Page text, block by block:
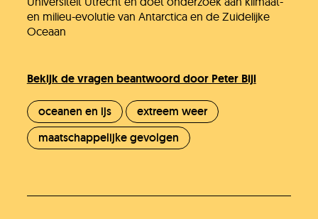
en milieu-evolutie van Antarctica en de Zuidelijke
Oceaan
Bekijk de vragen beantwoord door Peter Bijl
oceanen en ijs
extreem weer
maatschappelijke gevolgen